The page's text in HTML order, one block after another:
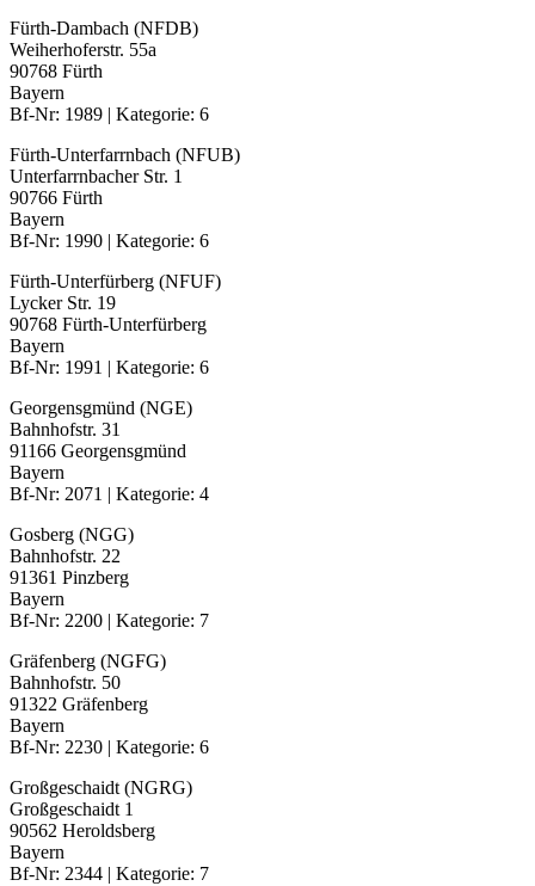
Fürth-Dambach (NFDB)
Weiherhoferstr. 55a
90768 Fürth
Bayern
Bf-Nr: 1989 | Kategorie: 6
Fürth-Unterfarrnbach (NFUB)
Unterfarrnbacher Str. 1
90766 Fürth
Bayern
Bf-Nr: 1990 | Kategorie: 6
Fürth-Unterfürberg (NFUF)
Lycker Str. 19
90768 Fürth-Unterfürberg
Bayern
Bf-Nr: 1991 | Kategorie: 6
Georgensgmünd (NGE)
Bahnhofstr. 31
91166 Georgensgmünd
Bayern
Bf-Nr: 2071 | Kategorie: 4
Gosberg (NGG)
Bahnhofstr. 22
91361 Pinzberg
Bayern
Bf-Nr: 2200 | Kategorie: 7
Gräfenberg (NGFG)
Bahnhofstr. 50
91322 Gräfenberg
Bayern
Bf-Nr: 2230 | Kategorie: 6
Großgeschaidt (NGRG)
Großgeschaidt 1
90562 Heroldsberg
Bayern
Bf-Nr: 2344 | Kategorie: 7